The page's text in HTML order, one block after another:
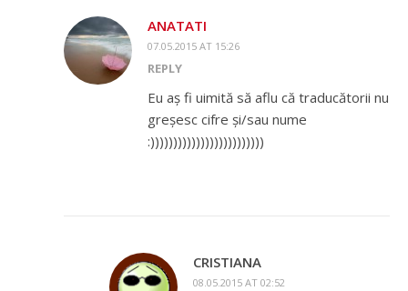
ANATATI
07.05.2015 AT 15:26
REPLY
Eu aș fi uimită să aflu că traducătorii nu
greșesc cifre și/sau nume
:)))))))))))))))))))))))))
CRISTIANA
08.05.2015 AT 02:52